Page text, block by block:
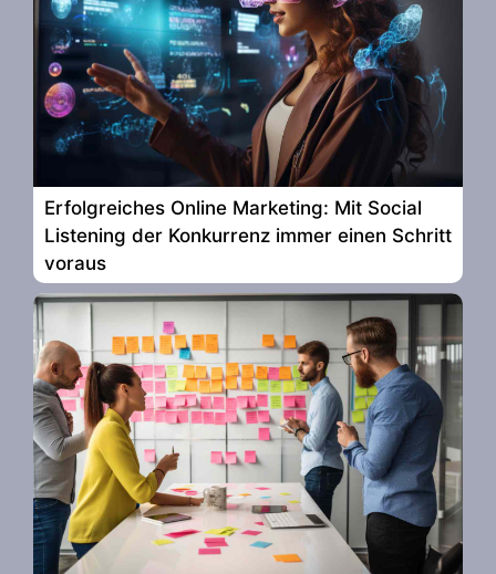
Erfolgreiches Online Marketing: Mit Social
Listening der Konkurrenz immer einen Schritt
voraus